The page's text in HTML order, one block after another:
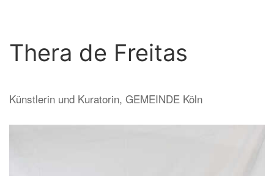
Thera de Freitas
Künstlerin und Kuratorin, GEMEINDE Köln